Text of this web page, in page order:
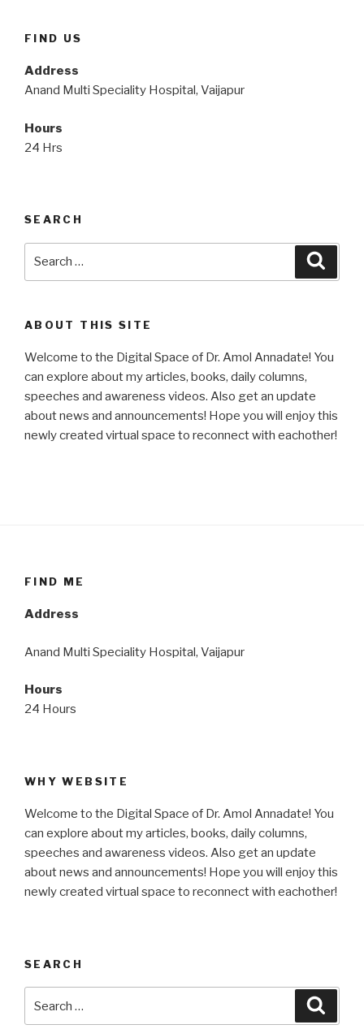
FIND US
Address
Anand Multi Speciality Hospital, Vaijapur
Hours
24 Hrs
SEARCH
ABOUT THIS SITE
Welcome to the Digital Space of Dr. Amol Annadate! You
can explore about my articles, books, daily columns,
speeches and awareness videos. Also get an update
about news and announcements! Hope you will enjoy this
newly created virtual space to reconnect with eachother!
FIND ME
Address
Anand Multi Speciality Hospital, Vaijapur
Hours
24 Hours
WHY WEBSITE
Welcome to the Digital Space of Dr. Amol Annadate! You
can explore about my articles, books, daily columns,
speeches and awareness videos. Also get an update
about news and announcements! Hope you will enjoy this
newly created virtual space to reconnect with eachother!
SEARCH
for: